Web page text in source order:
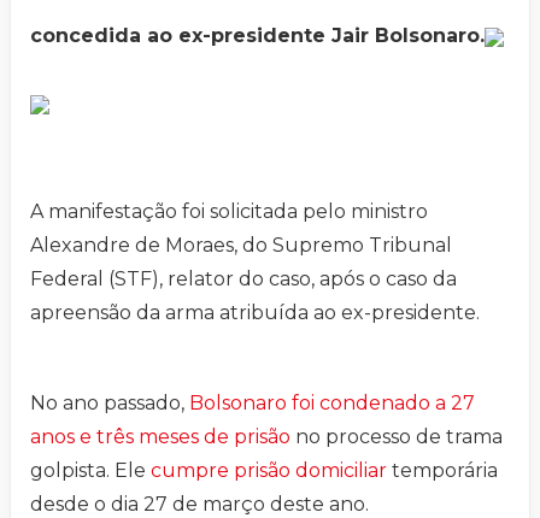
concedida ao ex-presidente Jair Bolsonaro.
A manifestação foi solicitada pelo ministro
Alexandre de Moraes, do Supremo Tribunal
Federal (STF), relator do caso, após o caso da
apreensão da arma atribuída ao ex-presidente.
No ano passado, Bolsonaro foi condenado a 27
anos e três meses de prisão no processo de trama
golpista. Ele cumpre prisão domiciliar temporária
desde o dia 27 de março deste ano.